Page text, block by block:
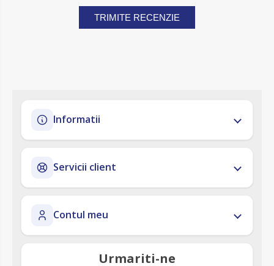
TRIMITE RECENZIE
Informatii
Servicii client
Contul meu
Urmariti-ne